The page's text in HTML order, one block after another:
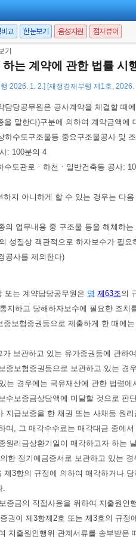
교 한눈보기 음성지원 점자뷰어
기
는 계약에 관한 법률 시
행 2026. 1. 2.] [재정경제부령 제1호, 2026.
당공무원은 공사계약을 체결할 때에
말한다)구분에 의하여 계약금액에
수도구조물등 중요구조물공사 및
: 100분의 4
도관로ㆍ하천ㆍ일반건축등 공사:
하지 아니하게 할 수 있는 경우는 다
의 업무내용 중 구조물 등을 해체하는
성질상 객관적으로 하자보수가 필요
공사를 제외한다)
는 계약담당공무원은 영 제63조의
지하고 당해하자보수에 필요한 조치
증보험증권등으로 제출하게 한 때에
보관하고 있는 유가증권등에 관하
증보험증권등으로 보관하고 있는 경
는 경우에는 국유재산에 관한 법령
보증금상당액에 미달할 것으로 판
급보증을 한 채권 또는 사채등 원
며, 그 매각수수료는 매각대금 중에
리금상환기일이 매각하고자 하는
한 정기예금증서로 보관하고 있는
3항의 규정에 의하여 매각하거나
금의 직접사용을 위하여 지출원인
권이 제3항제2호 또는 제3호의 규
출원인행위 관계서류를 송부받은